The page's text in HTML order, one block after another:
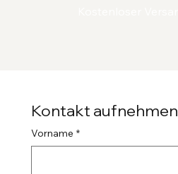
Kontakt aufnehmen
Vorname *